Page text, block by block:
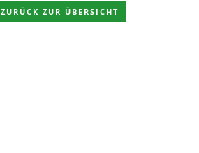
ZURÜCK ZUR ÜBERSICHT